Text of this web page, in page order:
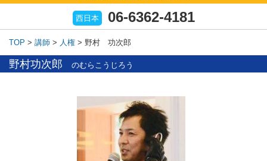
西日本 06-6362-4181
TOP > 講師 > 人権 > 野村 功次郎
野村功次郎 のむらこうじろう